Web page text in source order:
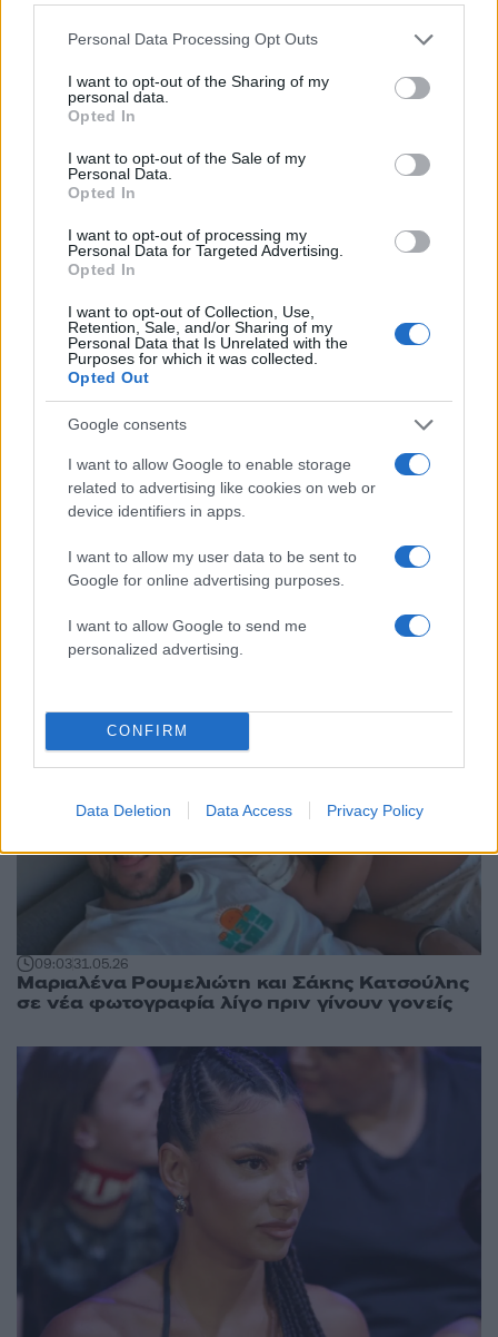
Please note that this website/app uses one or more Google
not limited to your visit or usage behaviour. You may click to
grant or deny consent to Google and its third-party tags to
use your data for below specified purposes in below Google
consent section.
Personal Data Processing Opt Outs
I want to opt-out of the Sharing of my
personal data.
Opted In
I want to opt-out of the Sale of my
Personal Data.
Opted In
I want to opt-out of processing my
Personal Data for Targeted Advertising.
Opted In
I want to opt-out of Collection, Use,
Retention, Sale, and/or Sharing of my
Personal Data that Is Unrelated with the
Purposes for which it was collected.
Opted Out
Google consents
I want to allow Google to enable storage
related to advertising like cookies on web or
device identifiers in apps.
I want to allow my user data to be sent to
Google for online advertising purposes.
I want to allow Google to send me
personalized advertising.
CONFIRM
Data Deletion Data Access Privacy Policy
18:21 05.06.26
Σάκης Κατσούλης: Η στιγμή που με την
ετοιμόγεννη Μαριαλένα Ρουμελιώτη ήρθαν
Πετρούπολη
Ο Σάκης Κατσούλης αποκάλυψε πότε γεννάει
η Μαριαλένα Ρουμελιώτη: «Την επόμενη
09:0331.05.26
Μαριαλένα Ρουμελιώτη και Σάκης Κατσούλης
σε νέα φωτογραφία λίγο πριν γίνουν γονείς